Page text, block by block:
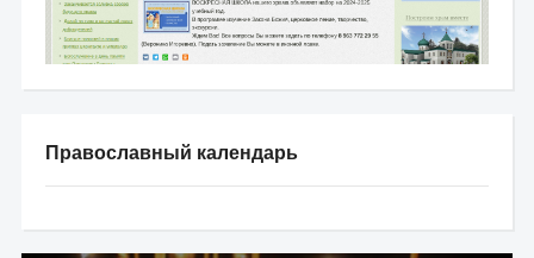
Православный календарь